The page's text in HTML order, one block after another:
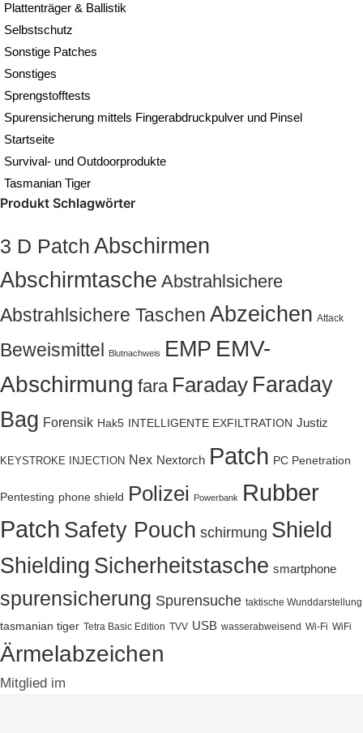
Plattenträger & Ballistik
Selbstschutz
Sonstige Patches
Sonstiges
Sprengstofftests
Spurensicherung mittels Fingerabdruckpulver und Pinsel
Startseite
Survival- und Outdoorprodukte
Tasmanian Tiger
Produkt Schlagwörter
3 D Patch Abschirmen
Abschirmtasche Abstrahlsichere
Abstrahlsichere Taschen Abzeichen Attack
Beweismittel Blutnachweis EMP EMV-
Abschirmung fara Faraday Faraday
Bag Forensik Hak5 INTELLIGENTE EXFILTRATION Justiz
KEYSTROKE INJECTION Nex Nextorch Patch PC Penetration
Pentesting phone shield Polizei Powerbank
Rubber
Patch Safety Pouch schirmung Shield
Shielding Sicherheitstasche smartphone
spurensicherung Spurensuche taktische Wunddarstellung
tasmanian tiger Tetra Basic Edition TVV USB wasserabweisend Wi-Fi WiFi
Ärmelabzeichen
Mitglied im